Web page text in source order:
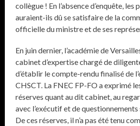
collègue ! En l’absence d’enquête, les
auraient-ils dû se satisfaire de la
officielle du ministre et de ses
En juin dernier, l’académie de
cabinet d’expertise chargé de
d’établir le compte-rendu finalisé de
CHSCT. La FNEC FP-FO a exprimé
réserves quant au dit cabinet, au
avec l’exécutif et de questionnements
De ces réserves, il n’a pas été tenu